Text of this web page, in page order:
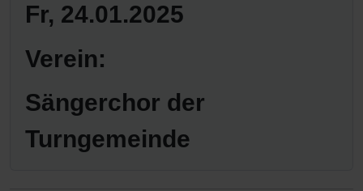
Fr, 24.01.2025
Verein:
Sängerchor der
Turngemeinde